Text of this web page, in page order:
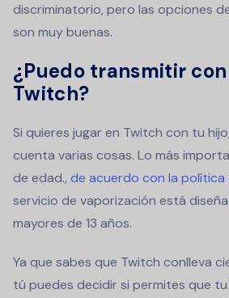
discriminatorio, pero las opciones
son muy buenas.
¿Puedo transmitir
Twitch?
Si quieres jugar en Twitch con tu
cuenta varias cosas. Lo más
de edad., de acuerdo con la política
servicio de vaporización está
mayores de 13 años.
Ya que sabes que Twitch conlleva
tú puedes decidir si permites que